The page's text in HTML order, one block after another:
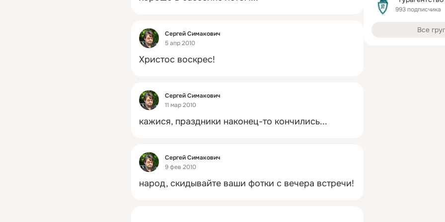
Фид
Сергей Симакович
5 апр 2010
Христос воскрес!
Фид
Сергей Симакович
11 мар 2010
кажися, праздники наконец-то кончились...
Фид
Сергей Симакович
9 фев 2010
народ, скидывайте ваши фотки с вечера встречи!
993 подписчика
Все